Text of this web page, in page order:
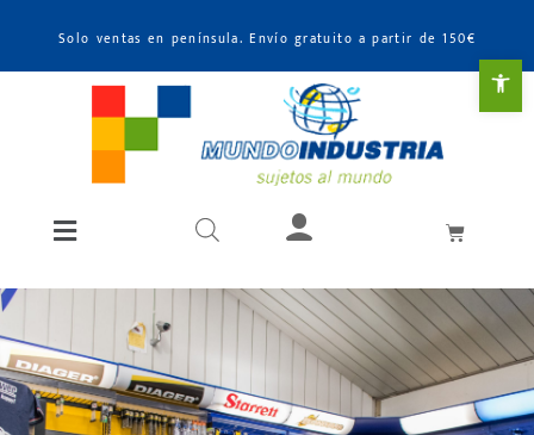
Solo ventas en península. Envío gratuito a partir de 150€